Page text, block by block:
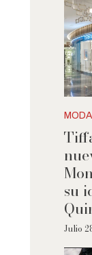
MODA
su
Julio